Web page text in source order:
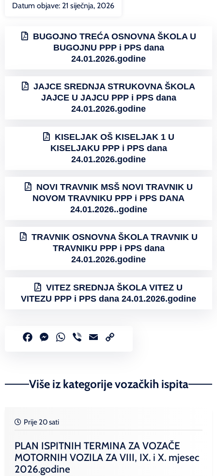
Datum objave: 21 siječnja, 2026
BUGOJNO TREĆA OSNOVNA ŠKOLA U
BUGOJNU PPP i PPS dana
24.01.2026.godine
JAJCE SREDNJA STRUKOVNA ŠKOLA
JAJCE U JAJCU PPP i PPS dana
24.01.2026.godine
KISELJAK OŠ KISELJAK 1 U
KISELJAKU PPP i PPS dana
24.01.2026.godine
NOVI TRAVNIK MSŠ NOVI TRAVNIK U
NOVOM TRAVNIKU PPP i PPS DANA
24.01.2026..godine
TRAVNIK OSNOVNA ŠKOLA TRAVNIK U
TRAVNIKU PPP i PPS dana
24.01.2026.godine
VITEZ SREDNJA ŠKOLA VITEZ U
VITEZU PPP i PPS dana 24.01.2026.godine
FacebookMessenger
WhatsApp
Viber Email
Više iz kategorije vozačkih ispita
Prije 20 sati
PLAN ISPITNIH TERMINA ZA VOZAČE
MOTORNIH VOZILA ZA VIII, IX. i X. mjesec
2026.godine